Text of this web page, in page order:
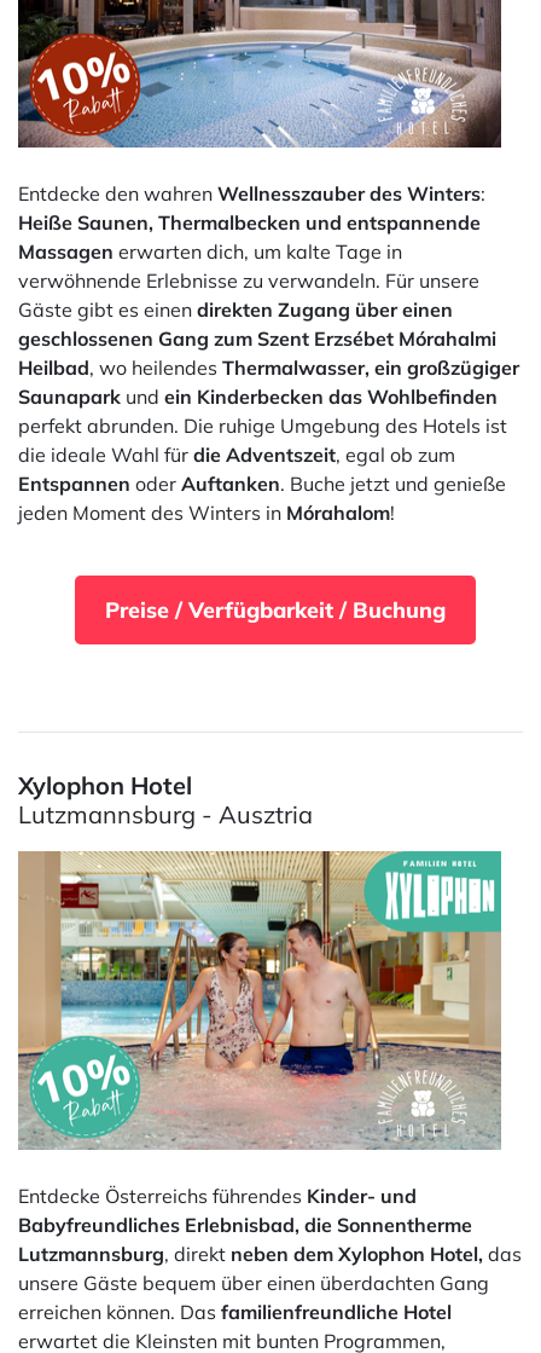
Entdecke den wahren Wellnesszauber des Winters:
Heiße Saunen, Thermalbecken und entspannende
Massagen erwarten dich, um kalte Tage in
verwöhnende Erlebnisse zu verwandeln. Für unsere
Gäste gibt es einen direkten Zugang über einen
geschlossenen Gang zum Szent Erzsébet Mórahalmi
Heilbad, wo heilendes Thermalwasser, ein großzügiger
Saunapark und ein Kinderbecken das Wohlbefinden
perfekt abrunden. Die ruhige Umgebung des Hotels ist
die ideale Wahl für die Adventszeit, egal ob zum
Entspannen oder Auftanken. Buche jetzt und genieße
jeden Moment des Winters in Mórahalom!
Preise / Verfügbarkeit / Buchung
Xylophon Hotel
Lutzmannsburg - Ausztria
Entdecke Österreichs führendes Kinder- und
Babyfreundliches Erlebnisbad, die Sonnentherme
Lutzmannsburg, direkt neben dem Xylophon Hotel, das
unsere Gäste bequem über einen überdachten Gang
erreichen können. Das familienfreundliche Hotel
erwartet die Kleinsten mit bunten Programmen,